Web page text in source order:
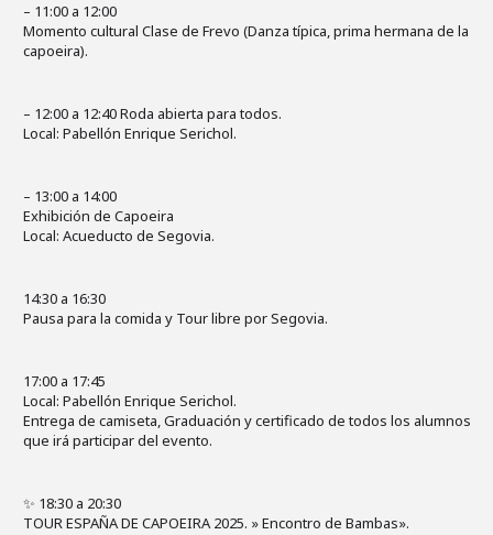
– 11:00 a 12:00
Momento cultural Clase de Frevo (Danza típica, prima hermana de la
capoeira).
– 12:00 a 12:40 Roda abierta para todos.
Local: Pabellón Enrique Serichol.
– 13:00 a 14:00
Exhibición de Capoeira
Local: Acueducto de Segovia.
14:30 a 16:30
Pausa para la comida y Tour libre por Segovia.
17:00 a 17:45
Local: Pabellón Enrique Serichol.
Entrega de camiseta, Graduación y certificado de todos los alumnos
que irá participar del evento.
✨️ 18:30 a 20:30
TOUR ESPAÑA DE CAPOEIRA 2025. » Encontro de Bambas».